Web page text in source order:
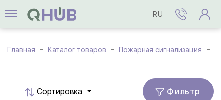
RU
Главная Каталог товаров Пожарная сигнализация
Cортировка Фильтр